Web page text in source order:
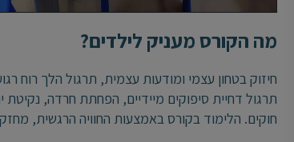
מה הקורס מעניק לילדים?
חיזוק בטחון עצמי ומודעות עצמית, תרגול הלך רוח
תרגול דחיית סיפוקים מיידיים, הפחתת חרדה, נקיטת
חוקים. הלימוד בקורס באמצעות החוויה הרגשית,